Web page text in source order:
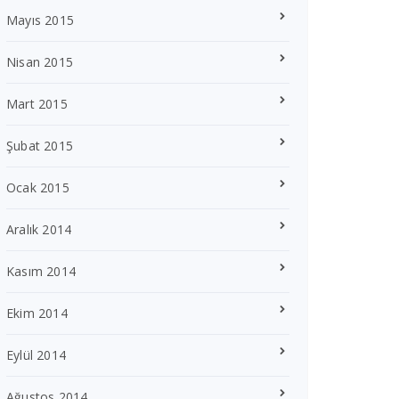
Mayıs 2015
Nisan 2015
Mart 2015
Şubat 2015
Ocak 2015
Aralık 2014
Kasım 2014
Ekim 2014
Eylül 2014